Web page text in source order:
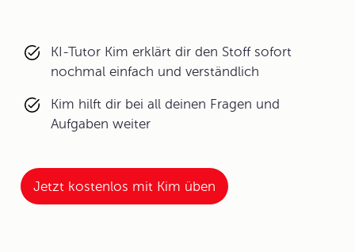
KI-Tutor Kim erklärt dir den Stoff sofort
nochmal einfach und verständlich
Kim hilft dir bei all deinen Fragen und
Aufgaben weiter
Jetzt kostenlos mit Kim üben